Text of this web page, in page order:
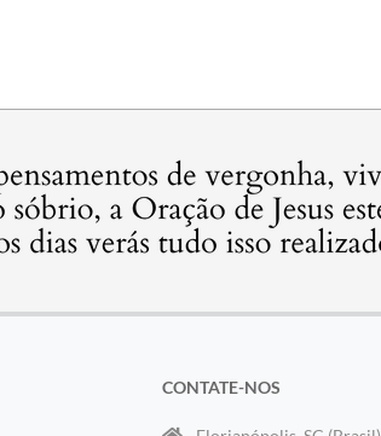
CONTATE-NOS